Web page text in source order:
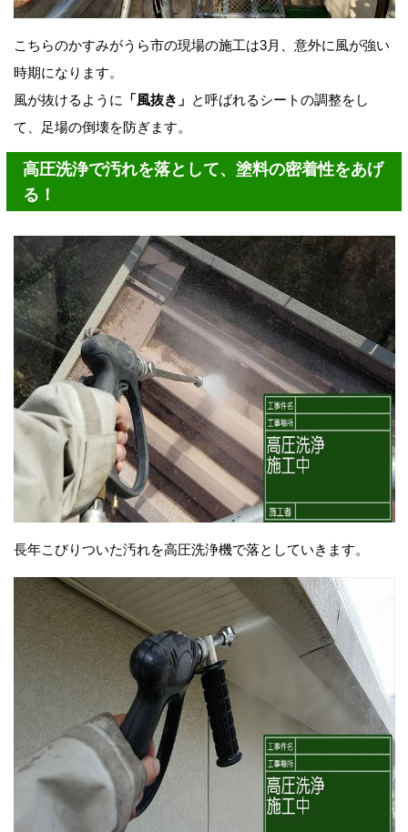
こちらのかすみがうら市の現場の施工は3月、意外に風が強い
時期になります。
風が抜けるように 「風抜き」 と呼ばれるシートの調整をし
て、足場の倒壊を防ぎます。
高圧洗浄で汚れを落として、塗料の密着性をあげ
る！
長年こびりついた汚れを高圧洗浄機で落としていきます。